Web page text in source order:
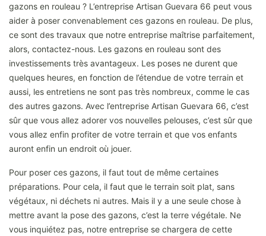
gazons en rouleau ? L’entreprise Artisan Guevara 66 peut vous
aider à poser convenablement ces gazons en rouleau. De plus,
ce sont des travaux que notre entreprise maîtrise parfaitement,
alors, contactez-nous. Les gazons en rouleau sont des
investissements très avantageux. Les poses ne durent que
quelques heures, en fonction de l’étendue de votre terrain et
aussi, les entretiens ne sont pas très nombreux, comme le cas
des autres gazons. Avec l’entreprise Artisan Guevara 66, c’est
sûr que vous allez adorer vos nouvelles pelouses, c’est sûr que
vous allez enfin profiter de votre terrain et que vos enfants
auront enfin un endroit où jouer.
Pour poser ces gazons, il faut tout de même certaines
préparations. Pour cela, il faut que le terrain soit plat, sans
végétaux, ni déchets ni autres. Mais il y a une seule chose à
mettre avant la pose des gazons, c’est la terre végétale. Ne
vous inquiétez pas, notre entreprise se chargera de cette